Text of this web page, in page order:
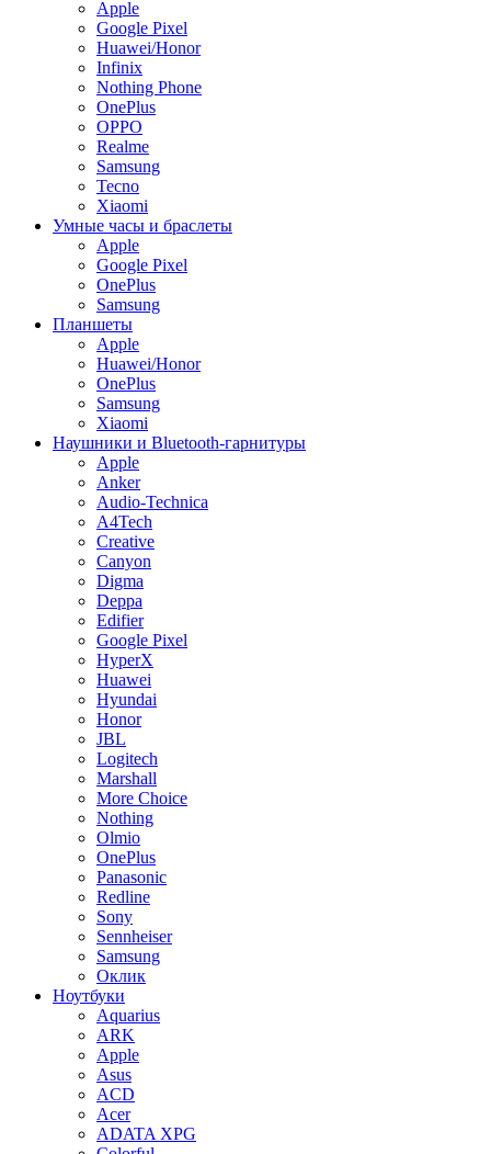
Apple
Google Pixel
Huawei/Honor
Infinix
Nothing Phone
OnePlus
OPPO
Realme
Samsung
Tecno
Xiaomi
Умные часы и браслеты
Apple
Google Pixel
OnePlus
Samsung
Планшеты
Apple
Huawei/Honor
OnePlus
Samsung
Xiaomi
Наушники и Bluetooth-гарнитуры
Apple
Anker
Audio-Technica
A4Tech
Creative
Canyon
Digma
Deppa
Edifier
Google Pixel
HyperX
Huawei
Hyundai
Honor
JBL
Logitech
Marshall
More Choice
Nothing
Olmio
OnePlus
Panasonic
Redline
Sony
Sennheiser
Samsung
Оклик
Ноутбуки
Aquarius
ARK
Apple
Asus
ACD
Acer
ADATA XPG